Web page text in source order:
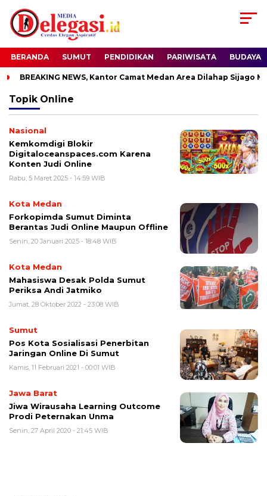
BERANDA SUMUT PENDIDIKAN PARIWISATA BUDAYA
BREAKING NEWS, Kantor Camat Medan Area Dilahap Sijago
Topik Online
Nasional
Kemkomdigi Blokir
Digitaloceanspaces.com Karena
Konten Judi Online
Rabu, 5 Maret 2025 - 14:59 WIB
Kota Medan
Forkopimda Sumut Diminta
Berantas Judi Online Maupun Offline
Senin, 20 Januari 2025 - 18:48 WIB
Kota Medan
Mahasiswa Desak Polda Sumut
Periksa Andi Jatmiko
Jumat, 28 Oktober 2022 - 23:08 WIB
Sumut
Pos Kota Sosialisasi Penerbitan
Jaringan Online Di Sumut
Kamis, 11 Februari 2021 - 00:01 WIB
Jawa Barat
Jiwa Wirausaha Learning Outcome
Prodi Peternakan Unma
Senin, 27 April 2020 - 21:45 WIB